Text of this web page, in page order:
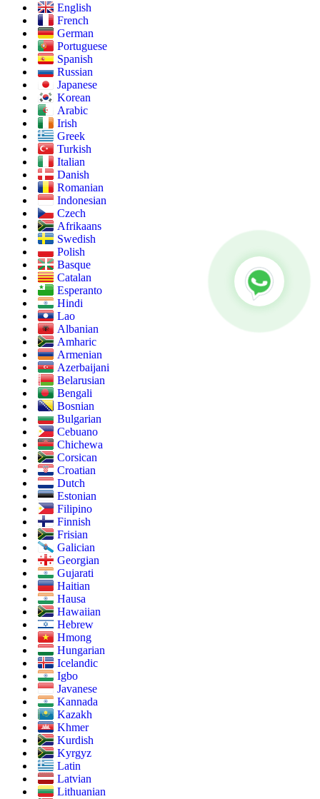
English
French
German
Portuguese
Spanish
Russian
Japanese
Korean
Arabic
Irish
Greek
Turkish
Italian
Danish
Romanian
Indonesian
Czech
Afrikaans
Swedish
Polish
Basque
Catalan
Esperanto
Hindi
Lao
Albanian
Amharic
Armenian
Azerbaijani
Belarusian
Bengali
Bosnian
Bulgarian
Cebuano
Chichewa
Corsican
Croatian
Dutch
Estonian
Filipino
Finnish
Frisian
Galician
Georgian
Gujarati
Haitian
Hausa
Hawaiian
Hebrew
Hmong
Hungarian
Icelandic
Igbo
Javanese
Kannada
Kazakh
Khmer
Kurdish
Kyrgyz
Latin
Latvian
Lithuanian